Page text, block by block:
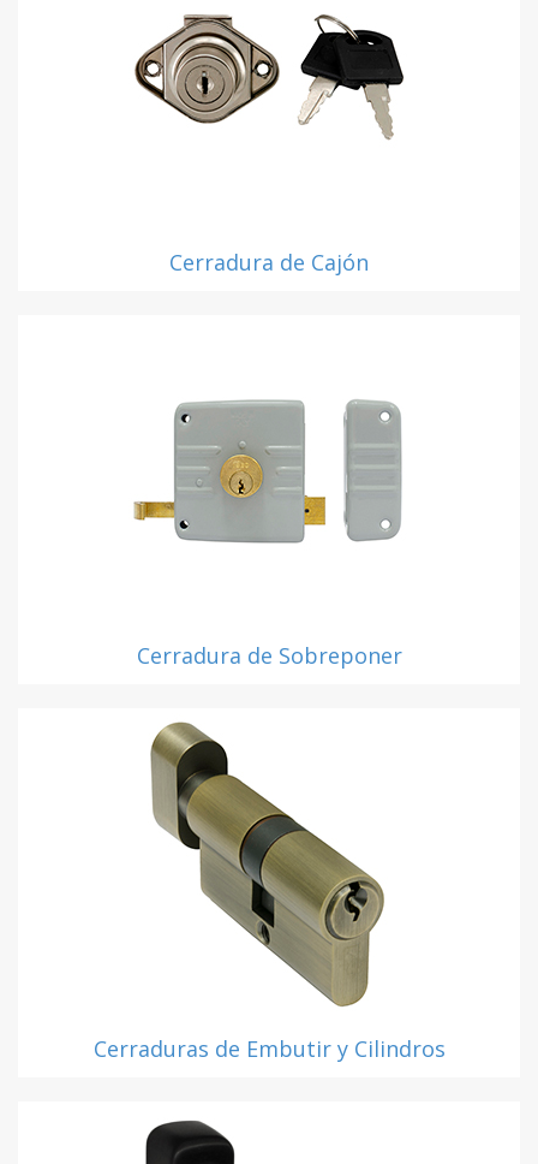
Cerradura de Cajón
Cerradura de Sobreponer
Cerraduras de Embutir y Cilindros